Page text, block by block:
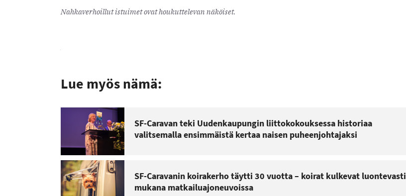
Nahkaverhoillut istuimet ovat houkuttelevan näköiset.
Lue myös nämä:
SF-Caravan teki Uudenkaupungin liittokokouksessa historiaa
valitsemalla ensimmäistä kertaa naisen puheenjohtajaksi
SF-Caravanin koirakerho täytti 30 vuotta – koirat kulkevat luontevasti
mukana matkailuajoneuvoissa